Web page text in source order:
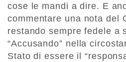
cose le mandi a dire. E
commentare una nota del
restando sempre fedele a
“Accusando” nella
Stato di essere il